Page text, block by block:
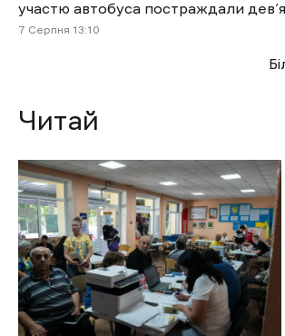
участю автобуса постраждали
7 Cерпня 13:10
Читай